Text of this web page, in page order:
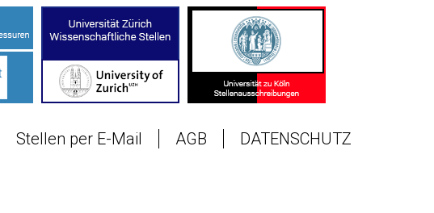
Stellen per E-Mail AGB DATENSCHUTZ